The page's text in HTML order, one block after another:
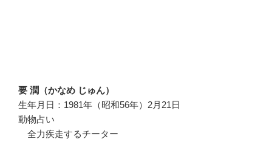
要 潤（かなめ じゅん）
生年月日：1981年（昭和56年）2月21日
動物占い
全力疾走するチーター